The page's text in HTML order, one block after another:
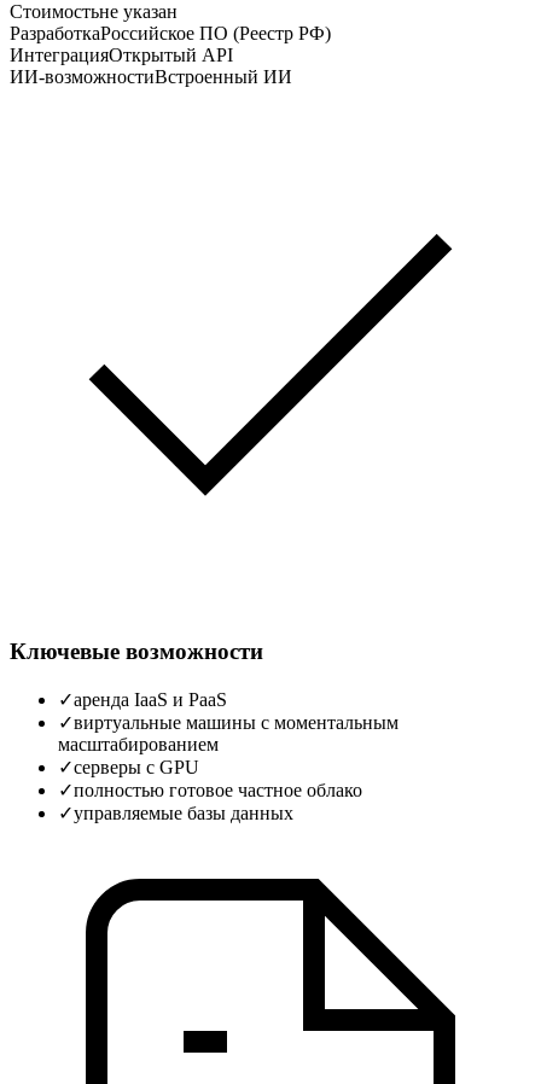
Стоимостьне указан
РазработкаРоссийское ПО (Реестр РФ)
ИнтеграцияОткрытый API
ИИ-возможностиВстроенный ИИ
Ключевые возможности
✓аренда IaaS и PaaS
✓виртуальные машины с моментальным
масштабированием
✓серверы с GPU
✓полностью готовое частное облако
✓управляемые базы данных